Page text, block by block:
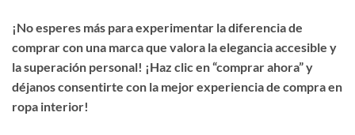
¡No esperes más para experimentar la diferencia de
comprar con una marca que valora la elegancia accesible y
la superación personal! ¡Haz clic en “comprar ahora” y
déjanos consentirte con la mejor experiencia de compra en
ropa interior!